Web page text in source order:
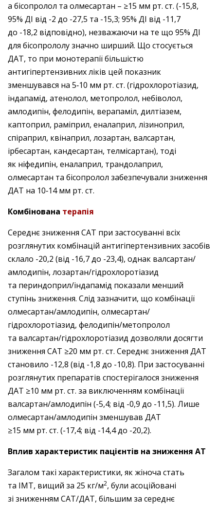
а бісопролол та олмесартан – ​≥15 мм рт. ст. (-15,8,
95% ДІ від -2 до -27,5 та -15,3; 95% ДІ від -11,7
до -18,2 відповідно), незважаючи на те що 95% ДІ
для бісопрололу значно ширший. Що стосується
ДАТ, то при монотерапії більшістю
антигіпертензивних ліків цей показник
зменшувався на 5‑10 мм рт. ст. (гідрохлоротіазид,
індапамід, атенолол, метопролол, небіволол,
амлодипін, фелодипін, верапаміл, дилтіазем,
каптоприл, раміприл, еналаприл, лізиноприл,
спіраприл, квінаприл, лозартан, валсартан,
ірбесартан, кандесартан, телмісартан), тоді
як ніфедипін, еналаприл, трандолаприл,
олмесартан та бісопролол забезпечували зниження
ДАТ на 10‑14 мм рт. ст.
Комбінована терапія
Середнє зниження САТ при застосуванні всіх
розглянутих комбінацій антигіпертензивних засобів
склало -20,2 (від -16,7 до -23,4), однак валсартан/
амлодипін, лозартан/гідрохлоротіазид
та периндоприл/індапамід показали менший
ступінь зниження. Слід зазначити, що комбінації
олмесартан/амлодипін, олмесартан/
гідрохлоротіазид, фелодипін/метопролол
та валсартан/гідрохлоротіазид дозволяли досягти
зниження САТ ≥20 мм рт. ст. Середнє зниження ДАТ
становило -12,8 (від -1,8 до -10,8). При застосуванні
розглянутих препаратів спостерігалося зниження
ДАТ ≥10 мм рт. ст. за виключенням комбінації
валсартан/амлодипін (-5,4; від -0,9 до -11,5). Лише
олмесартан/амлодипін зменшував ДАТ
≥15 мм рт. ст. (-17,4; від -14,4 до -20,2).
Вплив характеристик пацієнтів на зниження АТ
Загалом такі характеристики, як жіноча стать
та ІМТ, вищий за 25 кг/м2, були асоційовані
зі зниженням САТ/ДАТ, більшим за середнє